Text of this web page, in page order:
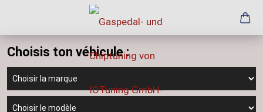
Choisis ton véhicule :